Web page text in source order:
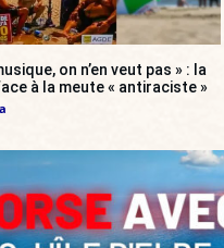
on n’en veut pas » : la
à la meute « antiraciste »